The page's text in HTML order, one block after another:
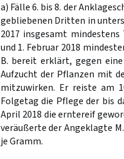
a) Fälle 6. bis 8. der
gebliebenen Dritten in
2017 insgesamt mindestens
und 1. Februar 2018
B. bereit erklärt, gegen
Aufzucht der Pflanzen mit
mitzuwirken. Er reiste am
Folgetag die Pflege der bis
April 2018 die erntereif
veräußerte der Angeklagte
je Gramm.